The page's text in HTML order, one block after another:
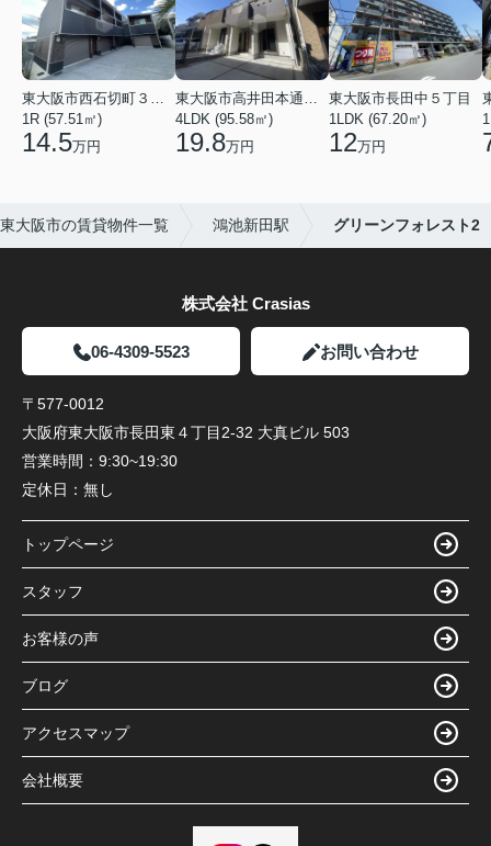
東大阪市西石切町３丁目
1R (57.51㎡)
14.5万円
東大阪市高井田本通２丁目
4LDK (95.58㎡)
19.8万円
東大阪市長田中５丁目
1LDK (67.20㎡)
12万円
東大阪市の賃貸物件一覧 鴻池新田駅 グリーンフォレスト2
株式会社 Crasias
06-4309-5523 お問い合わせ
〒577-0012
大阪府東大阪市長田東４丁目2-32 大真ビル 503
営業時間： 9:30~19:30
定休日： 無し
トップページ
スタッフ
お客様の声
ブログ
アクセスマップ
会社概要